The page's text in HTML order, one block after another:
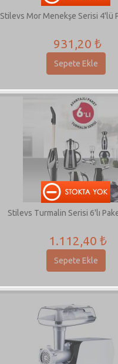
Stilevs Mor Menekşe Serisi 4'lü
931,20 ₺
Sepete Ekle
Stilevs Turmalin Serisi 6'lı
1.112,40 ₺
Sepete Ekle